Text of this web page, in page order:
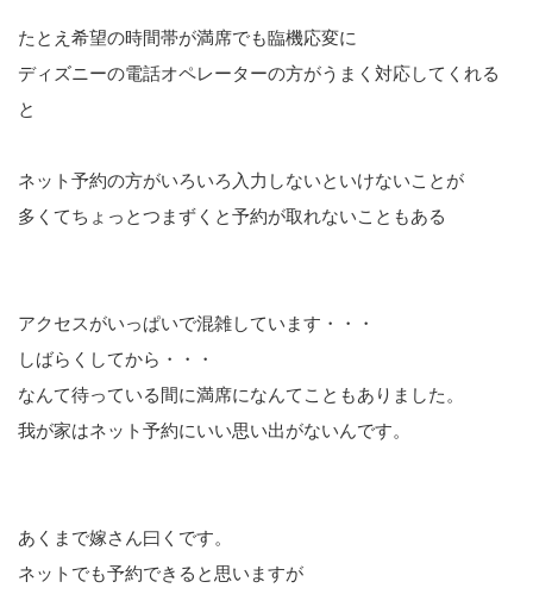
たとえ希望の時間帯が満席でも臨機応変に
ディズニーの電話オペレーターの方がうまく対応してくれる
と
ネット予約の方がいろいろ入力しないといけないことが
多くてちょっとつまずくと予約が取れないこともある
アクセスがいっぱいで混雑しています・・・
しばらくしてから・・・
なんて待っている間に満席になんてこともありました。
我が家はネット予約にいい思い出がないんです。
あくまで嫁さん曰くです。
ネットでも予約できると思いますが